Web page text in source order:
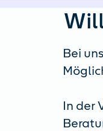
Bei
In der